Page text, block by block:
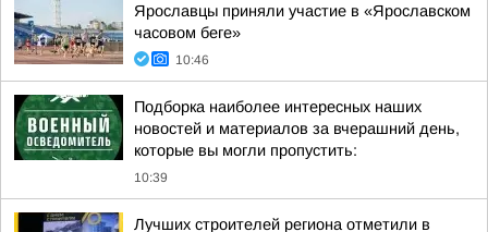
Ярославцы приняли участие в «Ярославском
часовом беге»
10:46
Подборка наиболее интересных наших
новостей и материалов за вчерашний день,
которые вы могли пропустить:
10:39
Лучших строителей региона отметили в